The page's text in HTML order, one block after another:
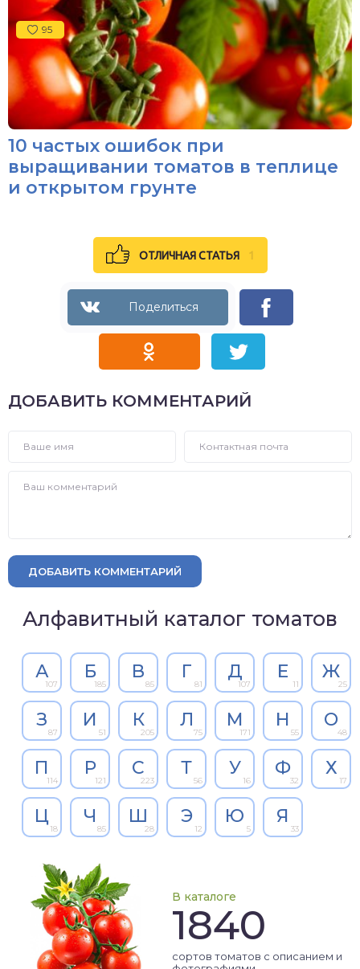
95
10 частых ошибок при
выращивании томатов в теплице
и открытом грунте
ОТЛИЧНАЯ СТАТЬЯ 1
ДОБАВИТЬ КОММЕНТАРИЙ
ДОБАВИТЬ КОММЕНТАРИЙ
Алфавитный каталог томатов
А
107
Б
185
В
85
Г
81
Д
107
Е
11
Ж
25
З
87
И
51
К
205
Л
75
М
171
Н
55
О
48
П
114
Р
121
С
223
Т
56
У
16
Ф
32
Х
17
Ц
18
Ч
85
Ш
28
Э
12
Ю
5
Я
33
В каталоге
1840
сортов томатов с описанием и